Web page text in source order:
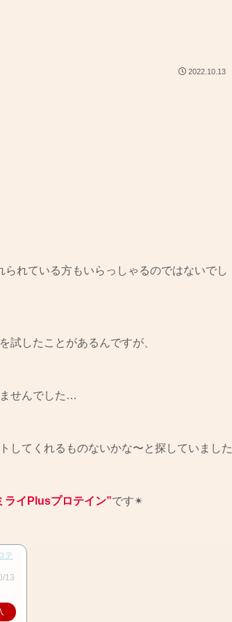
2022.10.13
れている方もいらっしゃるのではないでし
試したことがあるんですが、
せんでした…
してくれるものないかな〜と探していました
ライPlusプロテイン”です✴︎
テ
13